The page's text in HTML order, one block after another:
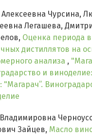
Алексеевна Чурсина,
Легашева,
Оценка периода
дистиллятов на
анализа ,
и
"Магарач”.
Зайцев, Масло